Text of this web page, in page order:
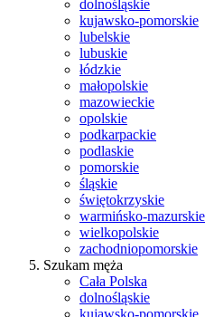
dolnośląskie
kujawsko-pomorskie
lubelskie
lubuskie
łódzkie
małopolskie
mazowieckie
opolskie
podkarpackie
podlaskie
pomorskie
śląskie
świętokrzyskie
warmińsko-mazurskie
wielkopolskie
zachodniopomorskie
Szukam męża
Cała Polska
dolnośląskie
kujawsko-pomorskie